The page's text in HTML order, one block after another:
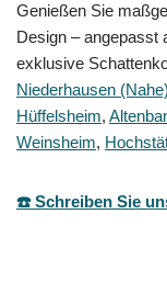
Genießen Sie
Design – angepasst
exklusive
Niederhausen (Nahe)
Hüffelsheim,
Weinsheim,
☎️ Schreiben Sie